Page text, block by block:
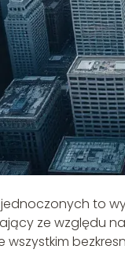
to
ze względu
wszystkim